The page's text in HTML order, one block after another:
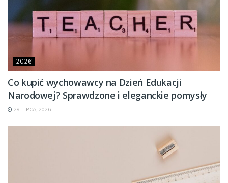
2026
Co kupić wychowawcy na Dzień Edukacji
Narodowej? Sprawdzone i eleganckie pomysły
29 LIPCA, 2026